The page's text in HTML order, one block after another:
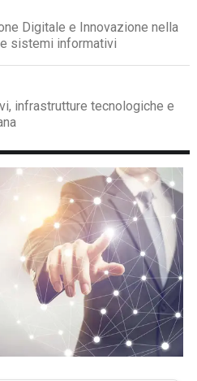
Digitale e Innovazione nella
sistemi informativi
infrastrutture tecnologiche e